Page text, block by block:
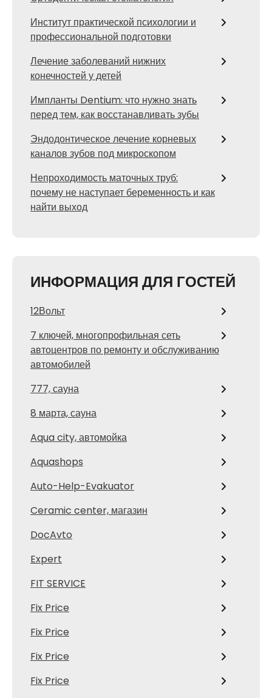
Институт практической психологии и
профессиональной подготовки
Лечение заболеваний нижних
конечностей у детей
Импланты Dentium: что нужно знать
перед тем, как восстанавливать зубы
Эндодонтическое лечение корневых
каналов зубов под микроскопом
Непроходимость маточных труб:
почему не наступает беременность и как
найти выход
ИНФОРМАЦИЯ ДЛЯ ГОСТЕЙ
12Вольт
7 ключей, многопрофильная сеть
автоцентров по ремонту и обслуживанию
автомобилей
777, сауна
8 марта, сауна
Aqua city, автомойка
Aquashops
Auto-Help-Evakuator
Ceramic center, магазин
DocAvto
Expert
FIT SERVICE
Fix Price
Fix Price
Fix Price
Fix Price